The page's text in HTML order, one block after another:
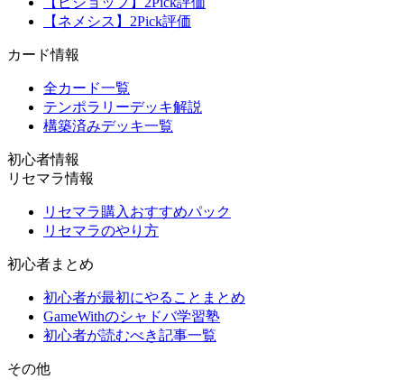
【ネメシス】2Pick評価
カード情報
全カード一覧
テンポラリーデッキ解説
構築済みデッキ一覧
初心者情報
リセマラ情報
リセマラ購入おすすめパック
リセマラのやり方
初心者まとめ
初心者が最初にやることまとめ
GameWithのシャドバ学習塾
初心者が読むべき記事一覧
その他